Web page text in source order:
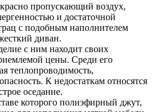
пропускающий воздух,
и достаточной
с подобным наполнителем
диван.
с ним находит своих
цены. Среди его
теплопроводимость,
К недостаткам относятся
оседание.
которого полиэфирный джут,